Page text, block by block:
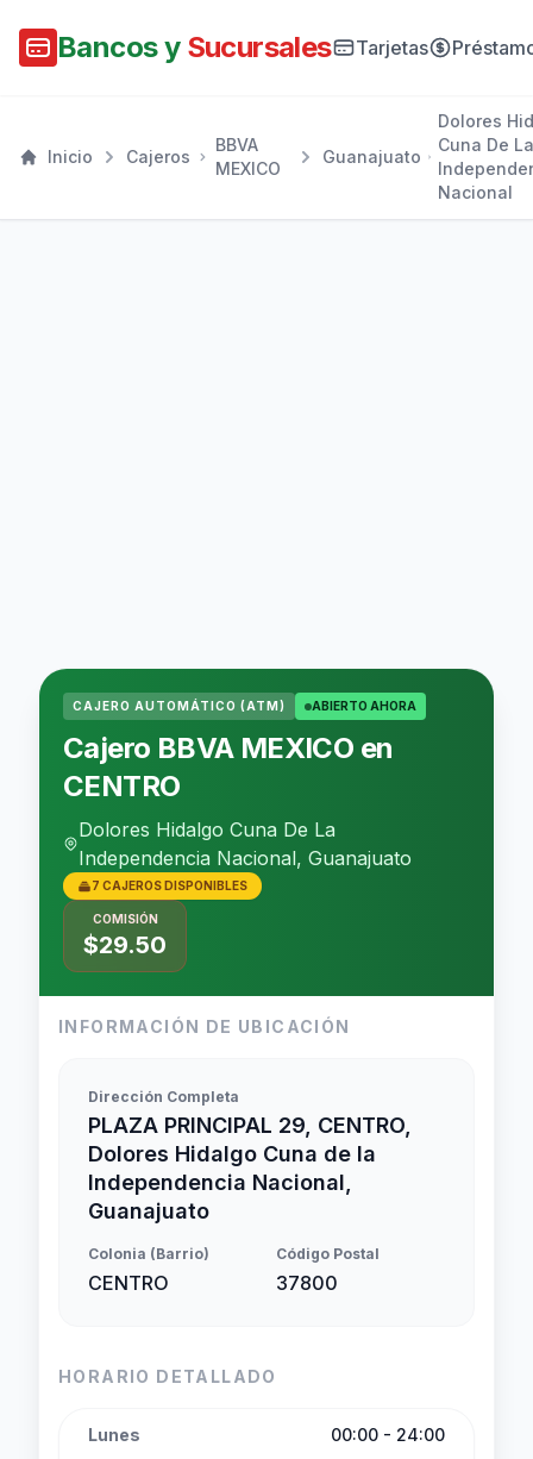
Bancos y Sucursales Tarjetas
Inicio Cajeros
BBVA
MEXICO
Guanajuato
Dolores
Cuna De
Nacional
CAJERO AUTOMÁTICO (ATM) ABIERTO AHORA
Cajero BBVA MEXICO en
CENTRO
Dolores Hidalgo Cuna De La
Independencia Nacional, Guanajuato
7 CAJEROS DISPONIBLES
COMISIÓN
$29.50
INFORMACIÓN DE UBICACIÓN
Dirección Completa
PLAZA PRINCIPAL 29, CENTRO,
Dolores Hidalgo Cuna de la
Independencia Nacional,
Guanajuato
Colonia (Barrio)
CENTRO
Código Postal
37800
HORARIO DETALLADO
Lunes 00:00 - 24:00